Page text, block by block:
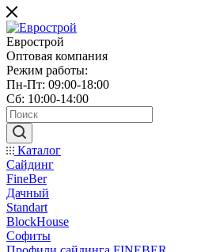
Еврострой
Оптовая компания
Режим работы:
Пн-Пт: 09:00-18:00
Сб: 10:00-14:00
Каталог
Сайдинг
FineBer
Дачный
Standart
BlockHouse
Софиты